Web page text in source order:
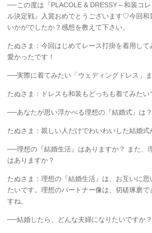
──この度は『PLACOLE & DRESSY～和装コ
ル決定戦』入賞おめでとうございます♡今回和
いかがでしたか？感想を教えて下さい。
たぬさま：今回はじめてレース打掛を着用し
愛かったです！
──実際に着てみたい「ウェディングドレス」
たぬさま：ドレスも和装もどっちも着てみたい
──あなたが思い浮かべる理想の『結婚式』は？
たぬさま：親しい人だけでわいわいした結婚
──理想の『結婚生活』はありますか？ また、
はありますか？
たぬさま：理想の『結婚生活』は、お互いに思
たいです。理想のパートナー像は、切磋琢磨
すね。
──結婚したら、どんな夫婦になりたいですか？